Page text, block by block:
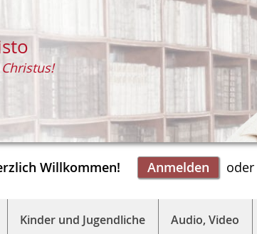
Willkommen! Anmelden
Kinder und Jugendliche Audio, Video